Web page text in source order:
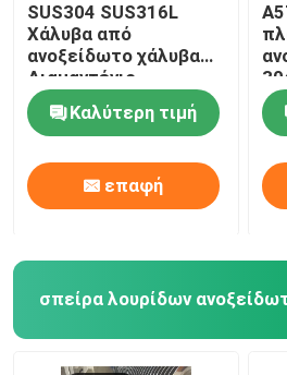
SUS304 SUS316L
Χάλυβα από
ανοξείδωτο χάλυβα
Διαμαντένιο
τετράγωνο φύλλο μη
ολίσθητο Εμφασμένο
φύλλο
3*1500*3000mm
Καλύτερη τιμή
επαφή
σπείρα λουρίδων